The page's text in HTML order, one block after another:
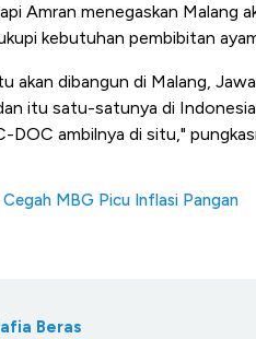
Amran menegaskan Malang
kebutuhan pembibitan
akan dibangun di Malang,
itu satu-satunya di
ambilnya di situ,"
MBG Picu Inflasi Pangan
Beras